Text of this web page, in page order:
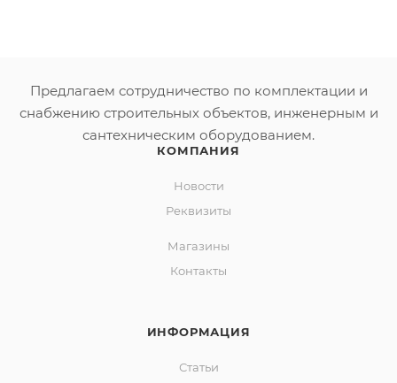
регулируемые опоры.
Мощность: 6 кВт
Напряжение: 220 В
Один вертикальный вертел.
Количество горизонтальных шампуров: 8 шт
Предлагаем сотрудничество по комплектации и
снабжению строительных объектов, инженерным и
сантехническим оборудованием.
КОМПАНИЯ
Новости
Реквизиты
Магазины
Контакты
ИНФОРМАЦИЯ
Статьи